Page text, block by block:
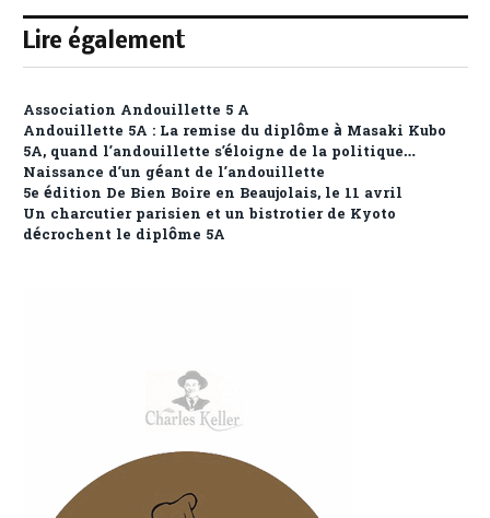
Lire également
Association Andouillette 5 A
Andouillette 5A : La remise du diplôme à Masaki Kubo
5A, quand l’andouillette s’éloigne de la politique…
Naissance d’un géant de l’andouillette
5e édition De Bien Boire en Beaujolais, le 11 avril
Un charcutier parisien et un bistrotier de Kyoto
décrochent le diplôme 5A